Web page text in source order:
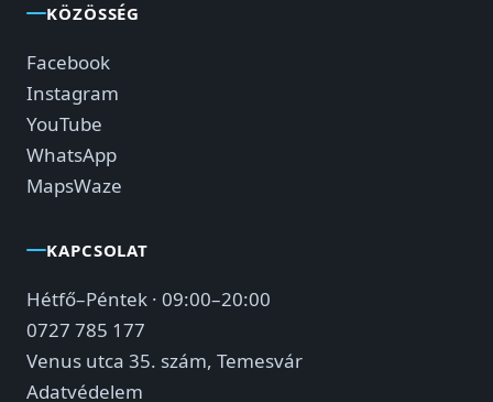
KÖZÖSSÉG
Facebook
Instagram
YouTube
WhatsApp
MapsWaze
KAPCSOLAT
Hétfő–Péntek · 09:00–20:00
0727 785 177
Venus utca 35. szám, Temesvár
Adatvédelem